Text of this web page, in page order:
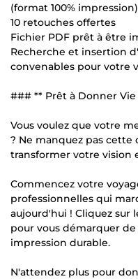
(format 100% impression)
10 retouches offertes
Fichier PDF prêt à être
Recherche et insertion
convenables pour votre
### ** Prêt à Donner Vie
Vous voulez que votre
? Ne manquez pas
transformer votre vision
Commencez votre
professionnelles qui
aujourd'hui ! Cliquez sur
pour vous démarquer
impression durable.
N'attendez plus pour